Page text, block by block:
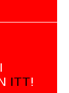
ITT!